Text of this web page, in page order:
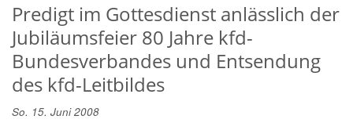
Predigt im Gottesdienst anlässlich der
Jubiläumsfeier 80 Jahre kfd-
Bundesverbandes und Entsendung
des kfd-Leitbildes
So. 15. Juni 2008